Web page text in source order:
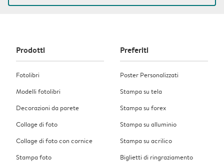
Prodotti
Fotolibri
Modelli fotolibri
Decorazioni da parete
Collage di foto
Collage di foto con cornice
Stampa foto
Preferiti
Poster Personalizzati
Stampa su tela
Stampa su forex
Stampa su alluminio
Stampa su acrilico
Biglietti di ringraziamento